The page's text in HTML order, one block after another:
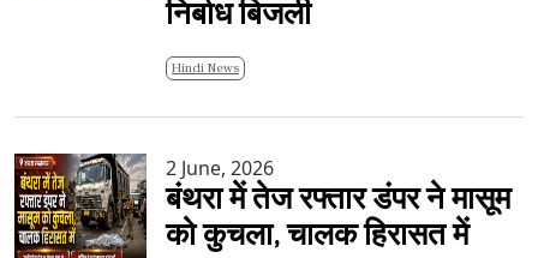
निर्बाध बिजली
Hindi News
2 June, 2026
बंथरा में तेज रफ्तार डंपर ने मासूम
को कुचला, चालक हिरासत में